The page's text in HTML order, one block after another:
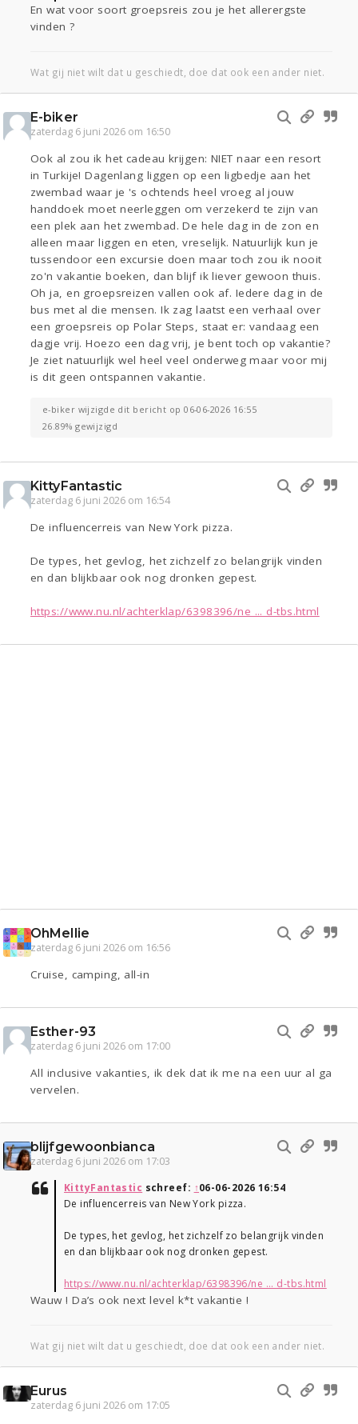
En wat voor soort groepsreis zou je het allerergste
vinden ?
Wat gij niet wilt dat u geschiedt, doe dat ook een ander niet.
E-biker
zaterdag 6 juni 2026 om 16:50
Ook al zou ik het cadeau krijgen: NIET naar een resort
in Turkije! Dagenlang liggen op een ligbedje aan het
zwembad waar je 's ochtends heel vroeg al jouw
handdoek moet neerleggen om verzekerd te zijn van
een plek aan het zwembad. De hele dag in de zon en
alleen maar liggen en eten, vreselijk. Natuurlijk kun je
tussendoor een excursie doen maar toch zou ik nooit
zo'n vakantie boeken, dan blijf ik liever gewoon thuis.
Oh ja, en groepsreizen vallen ook af. Iedere dag in de
bus met al die mensen. Ik zag laatst een verhaal over
een groepsreis op Polar Steps, staat er: vandaag een
dagje vrij. Hoezo een dag vrij, je bent toch op vakantie?
Je ziet natuurlijk wel heel veel onderweg maar voor mij
is dit geen ontspannen vakantie.
e-biker wijzigde dit bericht op 06-06-2026 16:55
26.89% gewijzigd
KittyFantastic
zaterdag 6 juni 2026 om 16:54
De influencerreis van New York pizza.
De types, het gevlog, het zichzelf zo belangrijk vinden
en dan blijkbaar ook nog dronken gepest.
https://www.nu.nl/achterklap/6398396/ne ... d-tbs.html
OhMellie
zaterdag 6 juni 2026 om 16:56
Cruise, camping, all-in
Esther-93
zaterdag 6 juni 2026 om 17:00
All inclusive vakanties, ik dek dat ik me na een uur al ga
vervelen.
blijfgewoonbianca
zaterdag 6 juni 2026 om 17:03
KittyFantastic schreef: ↑06-06-2026 16:54
De influencerreis van New York pizza.
De types, het gevlog, het zichzelf zo belangrijk vinden
en dan blijkbaar ook nog dronken gepest.
https://www.nu.nl/achterklap/6398396/ne ... d-tbs.html
Wauw ! Da’s ook next level k*t vakantie !
Wat gij niet wilt dat u geschiedt, doe dat ook een ander niet.
Eurus
zaterdag 6 juni 2026 om 17:05